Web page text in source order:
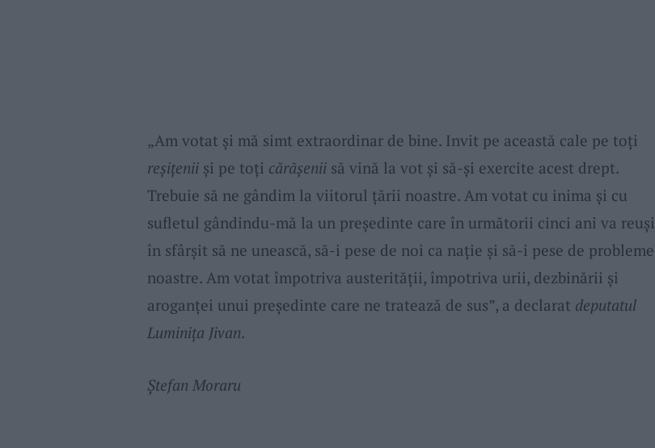
„Am votat și mă simt extraordinar de bine. Invit pe această cale pe toți
reșițeniiși pe toți cărășeniisă vină la vot și să-și exercite acest drept.
Trebuie să ne gândim la viitorul țării noastre. Am votat cu inima și cu
sufletul gândindu-mă la un președinte care în următorii cinci ani va reuși
în sfârșit să ne unească, să-i pese de noi ca nație și să-i pese de
noastre. Am votat împotriva austerității, împotriva urii, dezbinării și
aroganței unui președinte care ne tratează de sus”, a declarat deputatul
Luminița Jivan.
Ștefan Moraru